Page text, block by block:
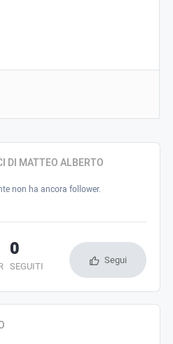
DI MATTEO ALBERTO
non ha ancora follower.
SEGUITI
0 Segui